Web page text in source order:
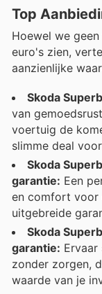
Top
Hoewel we
euro's zien,
aanzienlijke
Skoda
van
voertuig de
slimme deal
Skoda
garantie: Een
en comfort voor
uitgebreide
Skoda
garantie:
zonder zorgen,
waarde van je